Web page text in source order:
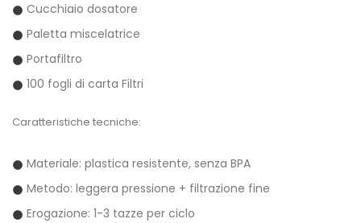
Cucchiaio dosatore
Paletta miscelatrice
Portafiltro
100 fogli di carta Filtri
Caratteristiche tecniche:
Materiale: plastica resistente, senza BPA
Metodo: leggera pressione + filtrazione fine
Erogazione: 1-3 tazze per ciclo